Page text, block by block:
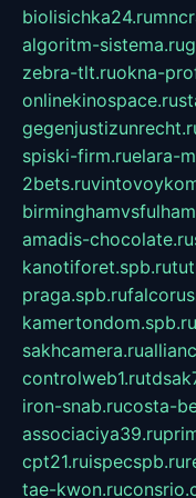
biolisichka24.ru
algoritm-sistema.ru
zebra-tlt.ruokna-
onlinekinospace.ru
spiski-firm.ruelara-
2bets.ru
amadis-chocolate.ru
kanotiforet.spb.ru
praga.spb.ru
kamertondom.spb.ru
sakhcamera.ru
controlweb1.ru
iron-snab.rucosta-
associaciya39.ru
cpt21.ruispecspb.ru
tae-kwon.ru